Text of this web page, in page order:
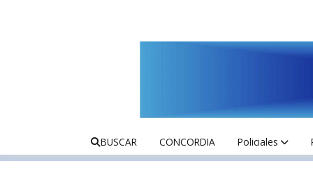
BUSCAR CONCORDIA Policiales